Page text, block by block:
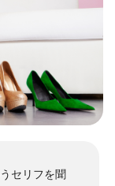
セリフを聞